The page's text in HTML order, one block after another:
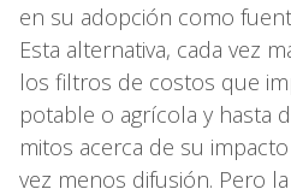
en su adopción como
Esta alternativa, cada vez
los filtros de costos que
potable o agrícola y hasta
mitos acerca de su
vez menos difusión. Pero